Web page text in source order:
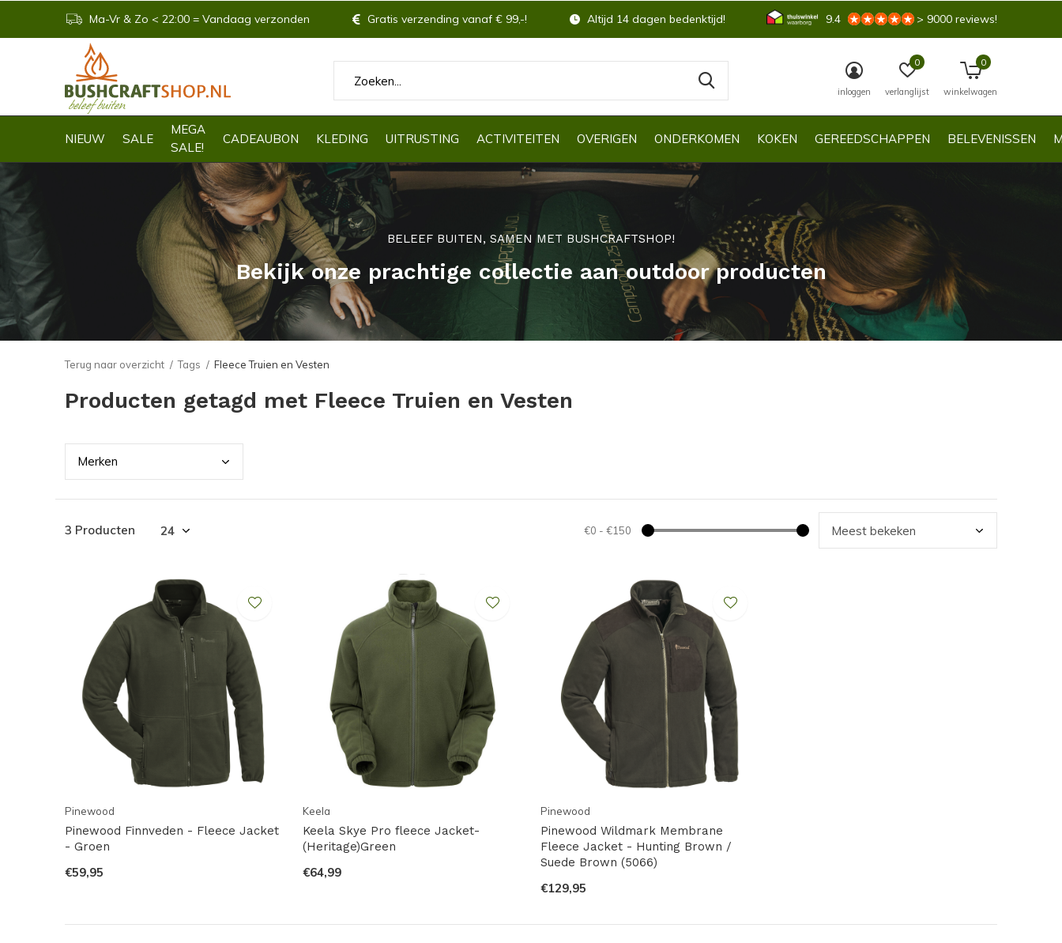
NIEUW SALE
MEGA
SALE!
CADEAUBON KLEDING UITRUSTING ACTIVITEITEN OVERIGEN ONDERKOMEN KOKEN GEREEDSCHAPPEN BELEVENISSEN
inloggen verlanglijst
0
winkelwagen
0
Ma-Vr & Zo < 22:00 = Vandaag verzonden Gratis verzending vanaf € 99,-! Altijd 14 dagen bedenktijd! 9.4 > 9000 reviews!
BELEEF BUITEN, SAMEN MET BUSHCRAFTSHOP!
Bekijk onze prachtige collectie aan outdoor producten
Terug naar overzicht Tags Fleece Truien en Vesten
Producten getagd met Fleece Truien en Vesten
Merken
3 Producten €0 - €150
Pinewood
Pinewood Finnveden - Fleece Jacket
- Groen
€59,95
Keela
Keela Skye Pro fleece Jacket-
(Heritage)Green
€64,99
Pinewood
Pinewood Wildmark Membrane
Fleece Jacket - Hunting Brown /
Suede Brown (5066)
€129,95